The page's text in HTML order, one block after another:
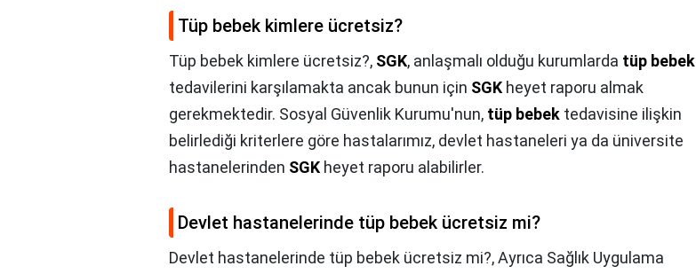
Tüp bebek kimlere ücretsiz?
Tüp bebek kimlere ücretsiz?, SGK, anlaşmalı olduğu kurumlarda tüp bebek
tedavilerini karşılamakta ancak bunun için SGK heyet raporu almak
gerekmektedir. Sosyal Güvenlik Kurumu'nun, tüp bebek tedavisine ilişkin
belirlediği kriterlere göre hastalarımız, devlet hastaneleri ya da üniversite
hastanelerinden SGK heyet raporu alabilirler.
Devlet hastanelerinde tüp bebek ücretsiz mi?
Devlet hastanelerinde tüp bebek ücretsiz mi?,Ayrıca Sağlık Uygulama